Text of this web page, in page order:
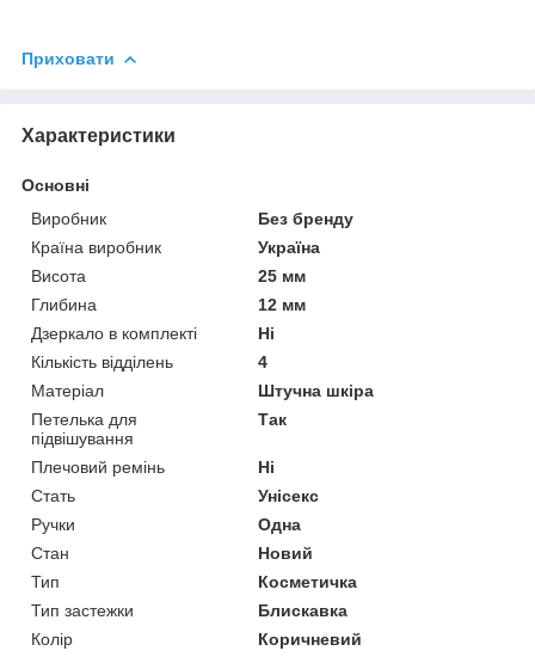
Приховати
Характеристики
Основні
Виробник
Без бренду
Країна виробник
Україна
Висота
25 мм
Глибина
12 мм
Дзеркало в комплекті
Ні
Кількість відділень
4
Матеріал
Штучна шкіра
Петелька для
підвішування
Так
Плечовий ремінь
Ні
Стать
Унісекс
Ручки
Одна
Стан
Новий
Тип
Косметичка
Тип застежки
Блискавка
Колір
Коричневий